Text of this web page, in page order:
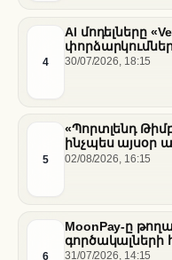
4
AI մոդելները
վարքագիծ են
30/07/2026, 18:15
5
«Պորտլենդ
ինչպես այսօր
հանդիպումը
02/08/2026, 16:15
6
MoonPay-ը
ֆինանսական
31/07/2026, 14:15